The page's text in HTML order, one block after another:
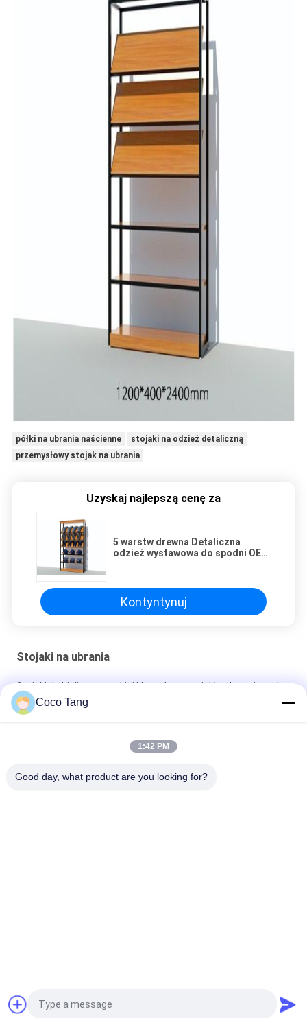
półki na ubrania naścienne
stojaki na odzież detaliczną
przemysłowy stojak na ubrania
Uzyskaj najlepszą cenę za
5 warstw drewna Detaliczna
odzież wystawowa do spodni OEM
Kontyntynuj
Stojaki na ubrania
Stojaki do bielizny wysokiej klasy do materiałów drewnianych
Kolorowe stojaki na bieliznę odzieżową z szafką 1200 * 400 *
2000mm
Kobiety sklep odzieżowy Półki / odzież detaliczna Systemy
Poprosić o wycenę
Coco Tang
1:42 PM
Good day, what product are you looking for?